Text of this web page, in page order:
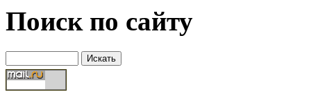
Поиск по сайту